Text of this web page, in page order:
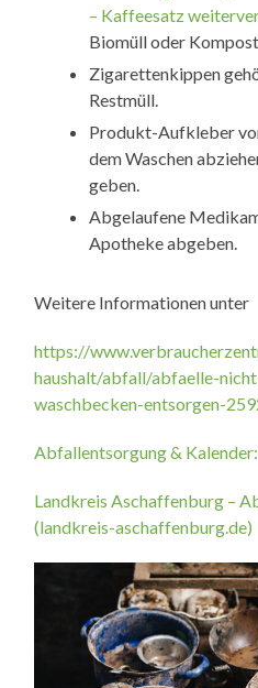
– Kaffeesatz
Biomüll oder
Zigarettenkippen
Restmüll.
Produkt-Aufkleber
dem Waschen
geben.
Abgelaufene
Apotheke abgeben.
Weitere Informationen unter
https://
haushalt/abfall/abfaelle-
waschbecken-entsorgen-
Abfallentsorgung &
Landkreis Aschaffenburg –
(landkreis-aschaffenburg.de)